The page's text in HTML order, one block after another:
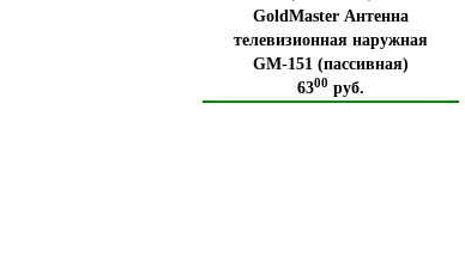
GoldMaster Антенна
телевизионная наружная
GM-151 (пассивная)
6300 руб.